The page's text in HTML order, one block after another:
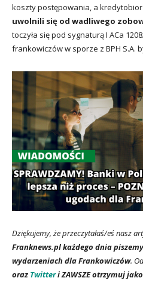
koszty postępowania, a
uwolnili się od wadliwego
toczyła się pod sygnaturą I ACa
frankowiczów w sporze z BPH S.A.
Dziękujemy, że przeczytałaś/eś nasz
Franknews.pl każdego dnia
wydarzeniach dla Frankowiczów.
oraz Twitteri ZAWSZE otrzymuj